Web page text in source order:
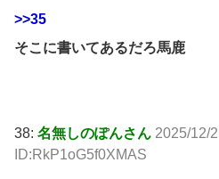
>>35
そこに書いてあるだろ馬鹿
38: 名無しのぽんさん 2025/12/
ID:RkP1oG5f0XMAS